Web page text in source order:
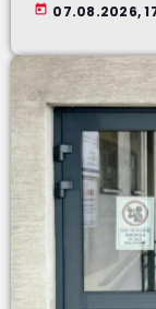
today 07.08.2026,